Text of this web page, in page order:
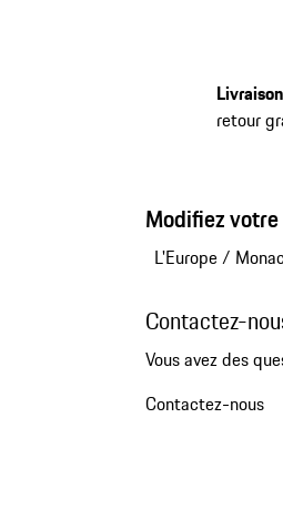
retour
Modifiez
L'Europe/
Contactez-
Vous avez des
Contactez-nous